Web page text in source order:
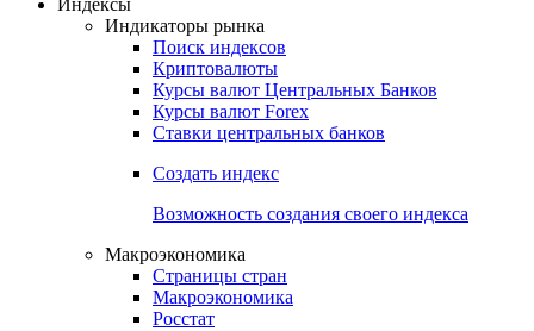
Индексы
Индикаторы рынка
Поиск индексов
Криптовалюты
Курсы валют Центральных Банков
Курсы валют Forex
Ставки центральных банков
Создать индекс
Возможность создания своего индекса
Макроэкономика
Страницы стран
Макроэкономика
Росстат